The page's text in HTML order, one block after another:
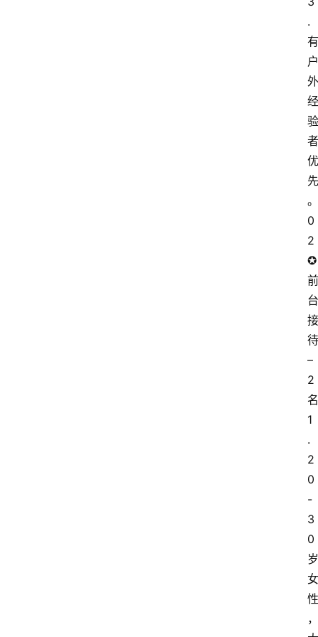
.
有
户
外
经
验
者
优
先
。
0
2
✪
前
台
接
待
–
2
名
1
.
2
0
-
3
0
岁
女
性
，